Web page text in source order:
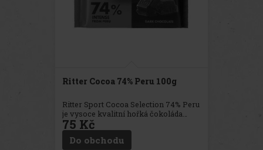
Ritter Cocoa 74% Peru 100g
Ritter Sport Cocoa Selection 74% Peru
je vysoce kvalitní hořká čokoláda
vyráběná z vybraných kakaových
bobů pocházejících z Peru. Tato
čokoláda je součástí speciální řady
75 Kč
Do obchodu